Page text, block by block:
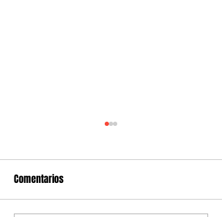
Comentarios